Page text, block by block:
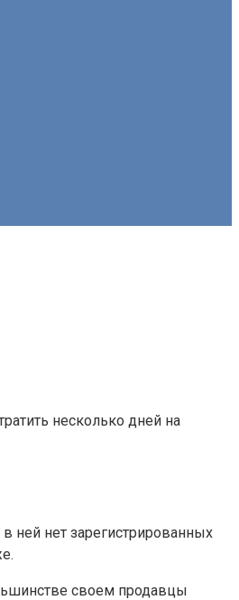
несколько дней на
ней нет зарегистрированных
своем продавцы